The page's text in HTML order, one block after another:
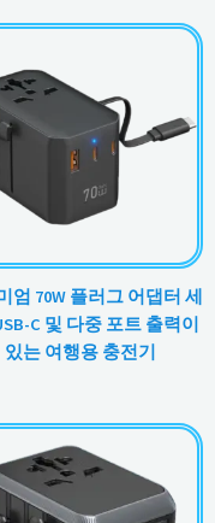
엄 70W 플러그 어댑터 세
C 및 다중 포트 출력이
있는 여행용 충전기